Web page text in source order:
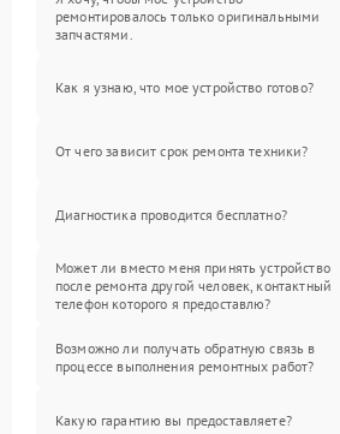
ремонтировалось только оригинальными
запчастями.
Как я узнаю, что мое устройство готово?
От чего зависит срок ремонта техники?
Диагностика проводится бесплатно?
Может ли вместо меня принять устройство
после ремонта другой человек, контактный
телефон которого я предоставлю?
Возможно ли получать обратную связь в
процессе выполнения ремонтных работ?
Какую гарантию вы предоставляете?